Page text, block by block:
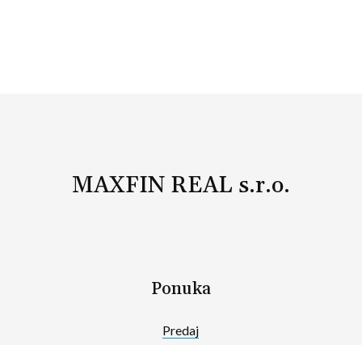
MAXFIN REAL s.r.o.
Ponuka
Predaj